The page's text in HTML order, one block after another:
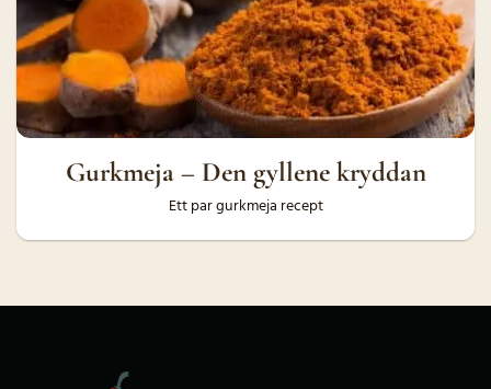
Gurkmeja – Den gyllene kryddan
Ett par gurkmeja recept